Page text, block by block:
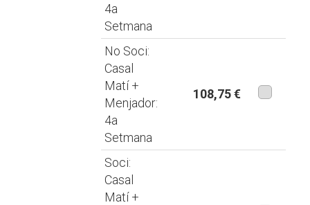
4a
Setmana
No Soci:
Casal
Matí +
Menjador:
4a
Setmana
108,75 €
Soci:
Casal
Matí +